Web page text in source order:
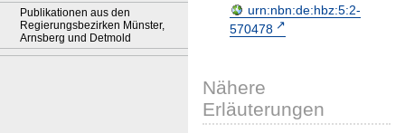
Publikationen aus den
Regierungsbezirken Münster,
Arnsberg und Detmold
urn:nbn:de:hbz:5:2-
570478
Nähere
Erläuterungen